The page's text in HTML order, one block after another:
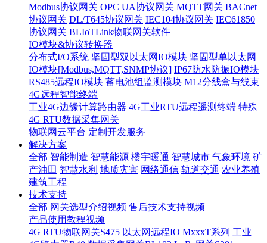
Modbus协议网关 OPC UA协议网关 MQTT网关 BACnet
协议网关 DL/T645协议网关 IEC104协议网关 IEC61850
协议网关 BLIoTLink物联网关软件
IO模块&协议转换器
分布式I/O系统 坚固型双以太网IO模块 坚固型单以太网
IO模块[Modbus,MQTT,SNMP协议] IP67防水防振IO模块
RS485远程IO模块 蓄电池组监测模块 M12分线盒与线束
4G远程智能终端
工业4G边缘计算路由器 4G工业RTU远程遥测终端 特殊
4G RTU数据采集网关
物联网云平台 定制开发服务
解决方案
全部 智能制造 智慧能源 楼宇暖通 智慧城市 气象环境 矿
产油田 智慧水利 地质灾害 网络通信 轨道交通 农业养殖
建筑工程
技术支持
全部 网关选型介绍视频 售后技术支持视频
产品使用教程视频
4G RTU物联网关S475 以太网远程IO MxxxT系列 工业